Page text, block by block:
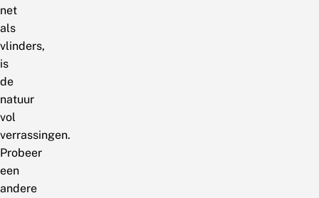
net
als
vlinders,
is
de
natuur
vol
verrassingen.
Probeer
een
andere